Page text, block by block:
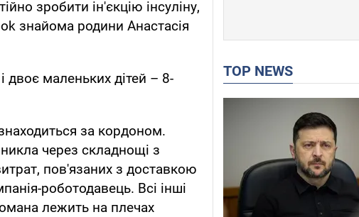
зробити ін'єкцію інсуліну,
знайома родини Анастасія
двоє маленьких дітей – 8-
за кордоном.
через складнощі з
пов'язаних з доставкою
роботодавець. Всі інші
лежить на плечах
TOP NEWS